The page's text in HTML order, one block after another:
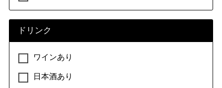
ドリンク
ワインあり
日本酒あり